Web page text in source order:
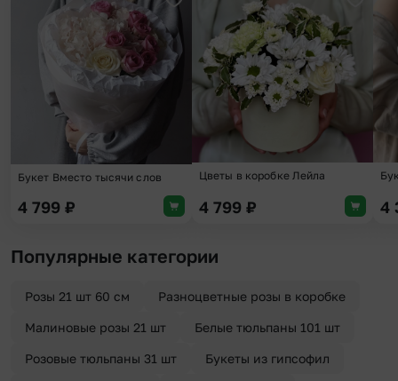
Добавить в избранное
Букет Вместо тысячи слов
4 799 ₽
Цветы в коробке Лейла
4 799 ₽ 4
Популярные категории
Розы 21 шт 60 см Разноцветные розы в коробке
Малиновые розы 21 шт Белые тюльпаны 101 шт
Розовые тюльпаны 31 шт Букеты из гипсофил